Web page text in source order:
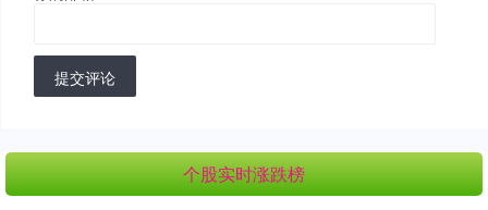
提交评论
个股实时涨跌榜